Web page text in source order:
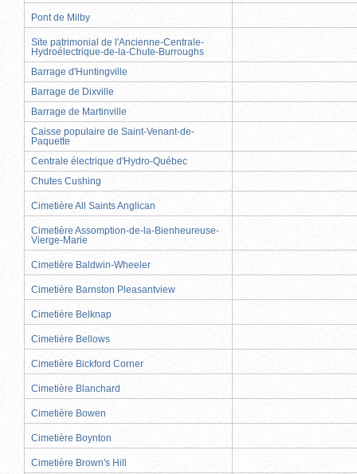
Pont de Milby
Site patrimonial de l'Ancienne-Centrale-
Hydroélectrique-de-la-Chute-Burroughs
Barrage d'Huntingville
Barrage de Dixville
Barrage de Martinville
Caisse populaire de Saint-Venant-de-
Paquette
Centrale électrique d'Hydro-Québec
Chutes Cushing
Cimetière All Saints Anglican
Cimetière Assomption-de-la-Bienheureuse-
Vierge-Marie
Cimetière Baldwin-Wheeler
Cimetière Barnston Pleasantview
Cimetière Belknap
Cimetière Bellows
Cimetière Bickford Corner
Cimetière Blanchard
Cimetière Bowen
Cimetière Boynton
Cimetière Brown's Hill